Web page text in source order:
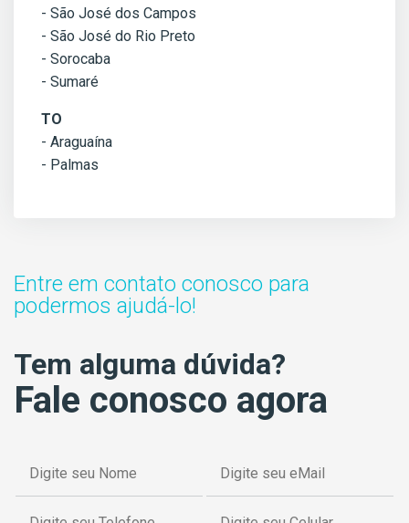
- São José dos Campos
- São José do Rio Preto
- Sorocaba
- Sumaré
TO
- Araguaína
- Palmas
Entre em contato conosco para
podermos ajudá-lo!
Tem alguma dúvida?
Fale conosco agora